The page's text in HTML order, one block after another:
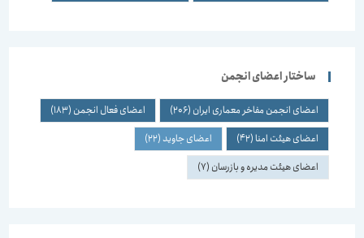
ساختار اعضای انجمن
اعضای انجمن مفاخر معماری ایران(206) اعضای فعال انجمن(183)
اعضای هیئت امنا (42) اعضای جاوید(22)
اعضای هیئت مدیره و بازرسان(7)